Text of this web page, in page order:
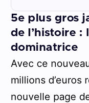
5e plus gros
de l’histoire :
dominatrice
Avec ce
millions d’euros
nouvelle page